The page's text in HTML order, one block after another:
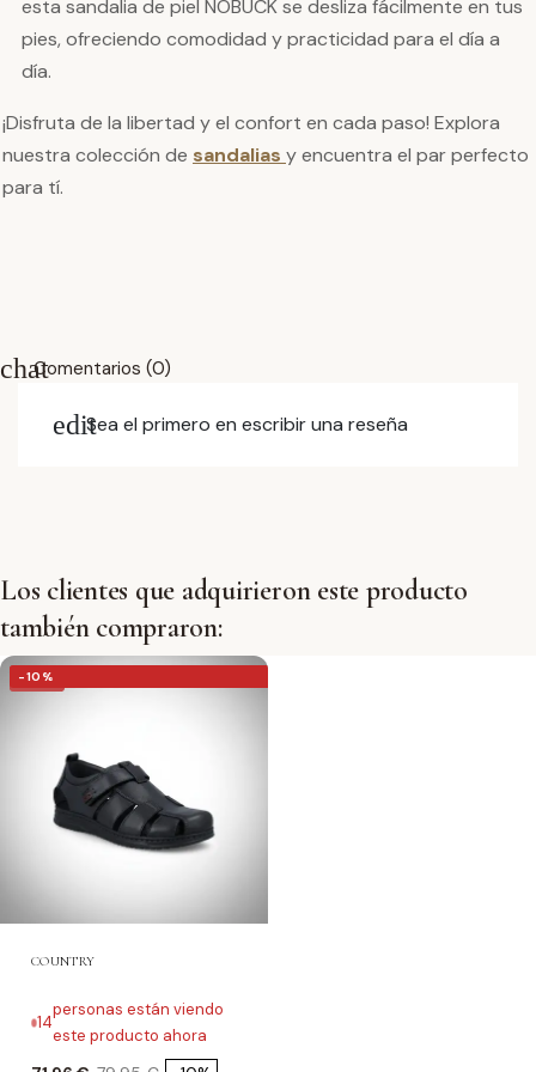
esta sandalia de piel NOBUCK se desliza fácilmente en tus
pies, ofreciendo comodidad y practicidad para el día a
día.
¡Disfruta de la libertad y el confort en cada paso! Explora
nuestra colección de sandalias y encuentra el par perfecto
para tí.
chatComentarios (0)
editSea el primero en escribir una reseña
Los clientes que adquirieron este producto
también compraron:
-10%
COUNTRY
14
personas están viendo
este producto ahora
-10%